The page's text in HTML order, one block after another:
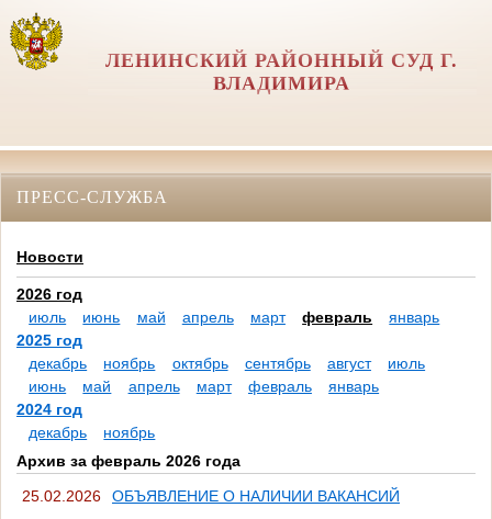
ЛЕНИНСКИЙ РАЙОННЫЙ СУД Г.
ВЛАДИМИРА
ПРЕСС-СЛУЖБА
Новости
2026 год
июль
июнь май апрель март февраль
январь
2025 год
декабрь
ноябрь октябрь сентябрь август
июль
июнь
май апрель март февраль
январь
2024 год
декабрь
ноябрь
Архив за февраль 2026 года
25.02.2026
ОБЪЯВЛЕНИЕ О НАЛИЧИИ ВАКАНСИЙ